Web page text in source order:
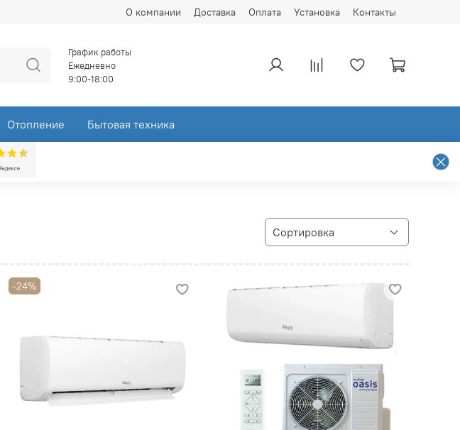
О компании Доставка Оплата Установка Контакты
График работы
Ежедневно
9:00-18:00
Отопление Бытовая техника
-24%